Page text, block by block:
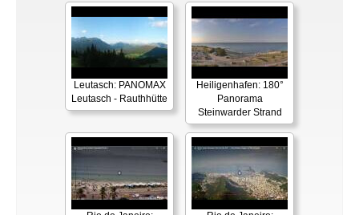
Leutasch: PANOMAX
Leutasch - Rauthhütte
Heiligenhafen: 180°
Panorama
Steinwarder Strand